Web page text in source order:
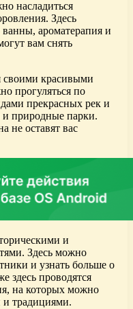
насладиться
Здесь
ароматерапия и
вам снять
своими красивыми
прогуляться по
прекрасных рек и
и природные парки.
не оставят вас
и
Здесь можно
и узнать больше о
здесь проводятся
на которых можно
и традициями.